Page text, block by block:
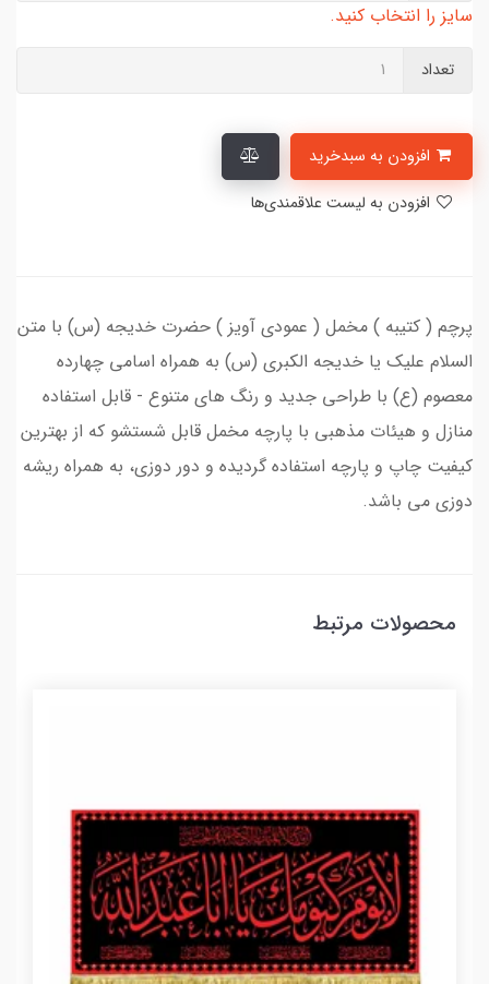
سایز را انتخاب کنید.
تعداد
پرچم ( کتیبه ) مخمل ( عمودی آویز ) حضرت خدیجه (س) با متن
السلام علیک یا خدیجه الکبری (س) به همراه اسامی چهارده
معصوم (ع) با طراحی جدید و رنگ های متنوع - قابل استفاده
منازل و هیئات مذهبی با پارچه مخمل قابل شستشو که از بهترین
کیفیت چاپ و پارچه استفاده گردیده و دور دوزی، به همراه ریشه
دوزی می باشد.
محصولات مرتبط